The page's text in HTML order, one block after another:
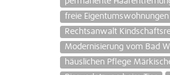
freie
Rechtsanwalt
Modernisierung vom Bad
häuslichen Pflege